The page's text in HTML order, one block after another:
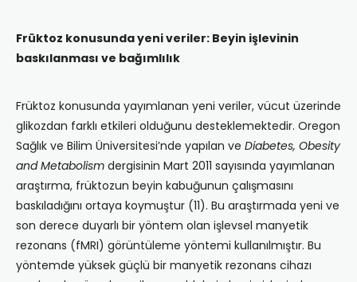
Früktoz konusunda yeni veriler: Beyin işlevinin
baskılanması ve bağımlılık
Früktoz konusunda yayımlanan yeni veriler, vücut üzerinde
glikozdan farklı etkileri olduğunu desteklemektedir. Oregon
Sağlık ve Bilim Üniversitesi’nde yapılan ve Diabetes, Obesity
and Metabolism dergisinin Mart 2011 sayısında yayımlanan
araştırma, früktozun beyin kabuğunun çalışmasını
baskıladığını ortaya koymuştur (11). Bu araştırmada yeni ve
son derece duyarlı bir yöntem olan işlevsel manyetik
rezonans (fMRI) görüntüleme yöntemi kullanılmıştır. Bu
yöntemde yüksek güçlü bir manyetik rezonans cihazı